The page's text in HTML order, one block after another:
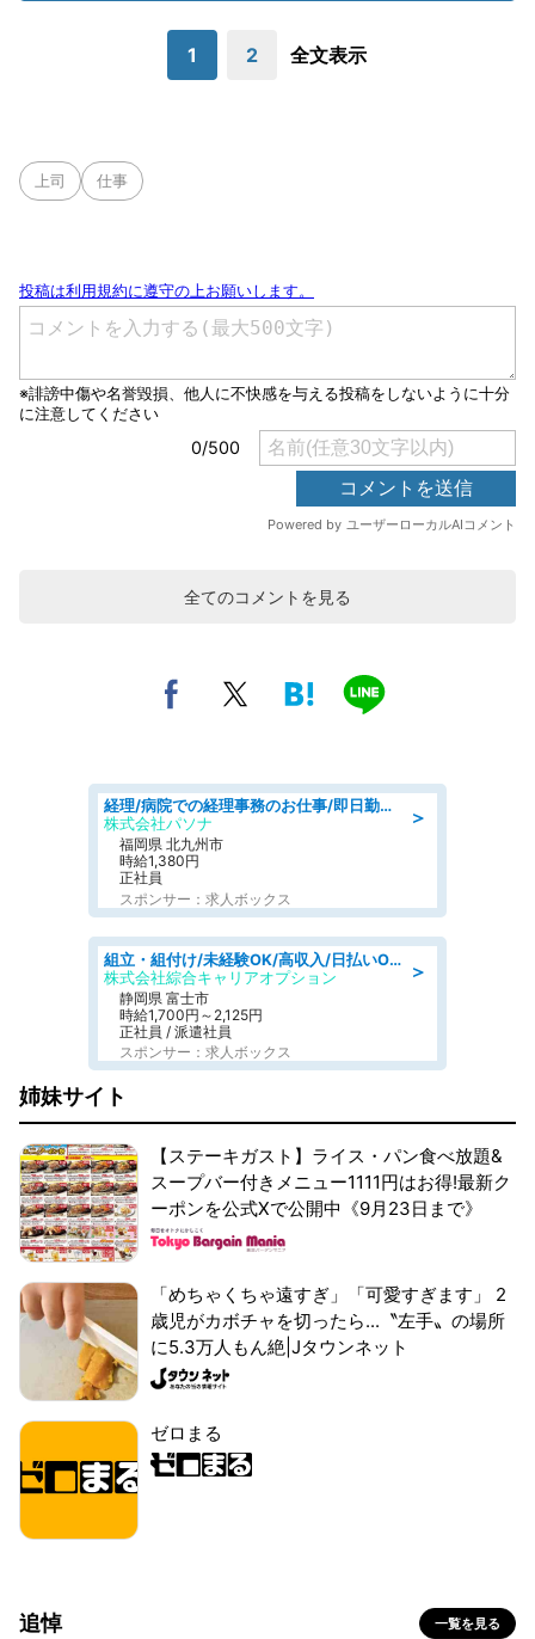
1 2 全文表示
上司 仕事
全てのコメントを見る
＞
経理/病院での経理事務のお仕事/即日勤務可/車通勤可/経理/一般事務
株式会社パソナ
福岡県 北九州市
時給1,380円
正社員
スポンサー：求人ボックス
＞
組立・組付け/未経験OK/高収入/日払いOK/交替制/20・30・40代活躍中
株式会社綜合キャリアオプション
静岡県 富士市
時給1,700円～2,125円
正社員 / 派遣社員
スポンサー：求人ボックス
姉妹サイト
【ステーキガスト】ライス・パン食べ放題&
スープバー付きメニュー1111円はお得!最新ク
ーポンを公式Xで公開中《9月23日まで》
「めちゃくちゃ遠すぎ」「可愛すぎます」 2
歳児がカボチャを切ったら...〝左手〟の場所
に5.3万人もん絶|Jタウンネット
ゼロまる
追悼 一覧を見る